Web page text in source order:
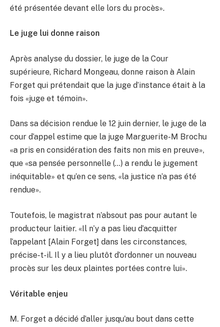
été présentée devant elle lors du procès».
Le juge lui donne raison
Après analyse du dossier, le juge de la Cour
supérieure, Richard Mongeau, donne raison à Alain
Forget qui prétendait que la juge d’instance était à la
fois «juge et témoin».
Dans sa décision rendue le 12 juin dernier, le juge de la
cour d’appel estime que la juge Marguerite-M Brochu
«a pris en considération des faits non mis en preuve»,
que «sa pensée personnelle (…) a rendu le jugement
inéquitable» et qu’en ce sens, «la justice n’a pas été
rendue».
Toutefois, le magistrat n’absout pas pour autant le
producteur laitier. «Il n’y a pas lieu d’acquitter
l’appelant [Alain Forget] dans les circonstances,
précise-t-il. Il y a lieu plutôt d’ordonner un nouveau
procès sur les deux plaintes portées contre lui».
Véritable enjeu
M. Forget a décidé d’aller jusqu’au bout dans cette